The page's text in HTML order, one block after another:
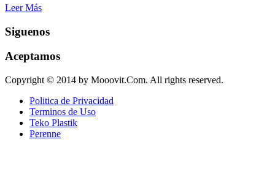
Leer Más
Siguenos
Aceptamos
Copyright © 2014 by Mooovit.Com. All rights reserved.
Politica de Privacidad
Terminos de Uso
Teko Plastik
Perenne